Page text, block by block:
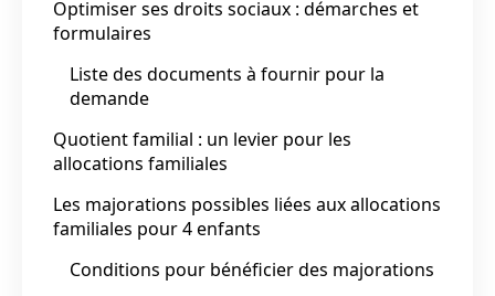
Optimiser ses droits sociaux : démarches et
formulaires
Liste des documents à fournir pour la
demande
Quotient familial : un levier pour les
allocations familiales
Les majorations possibles liées aux allocations
familiales pour 4 enfants
Conditions pour bénéficier des majorations